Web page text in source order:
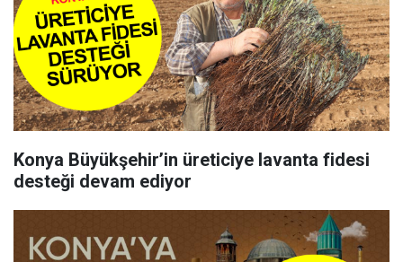
Konya Büyükşehir’in üreticiye lavanta fidesi
desteği devam ediyor